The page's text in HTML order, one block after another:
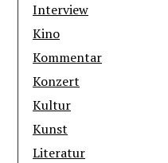
Interview
Kino
Kommentar
Konzert
Kultur
Kunst
Literatur